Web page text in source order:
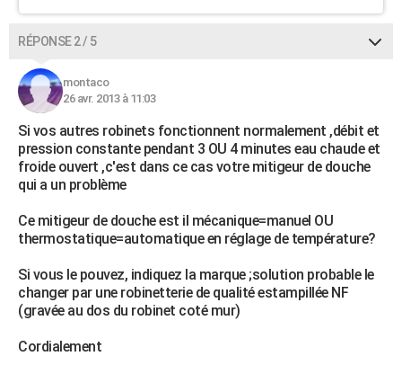
RÉPONSE 2 / 5
montaco
26 avr. 2013 à 11:03
Si vos autres robinets fonctionnent normalement ,débit et
pression constante pendant 3 OU 4 minutes eau chaude et
froide ouvert ,c'est dans ce cas votre mitigeur de douche
qui a un problème
Ce mitigeur de douche est il mécanique=manuel OU
thermostatique=automatique en réglage de température?
Si vous le pouvez, indiquez la marque ;solution probable le
changer par une robinetterie de qualité estampillée NF
(gravée au dos du robinet coté mur)
Cordialement